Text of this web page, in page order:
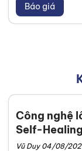
Báo giá
Công nghệ
Self-
Vũ Duy 04/08/